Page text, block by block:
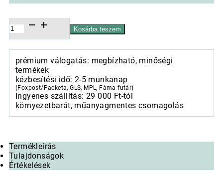
Papírszalvéta
25x25cm,
20db-
os
Tea
cups
blue
mennyiség
Kosárba teszem
prémium válogatás: megbízható, minőségi
termékek
kézbesítési idő: 2-5 munkanap
(Foxpost/Packeta, GLS, MPL, Fáma futár)
Ingyenes szállítás: 29 000 Ft-tól
környezetbarát, műanyagmentes csomagolás
Termékleírás
Tulajdonságok
Értékelések